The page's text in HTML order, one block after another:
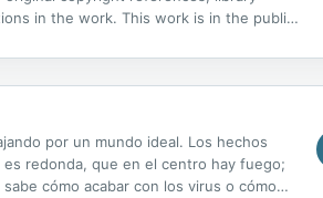
in the work. This work is in the public
por un mundo ideal. Los hechos
redonda, que en el centro hay fuego;
cómo acabar con los virus o cómo